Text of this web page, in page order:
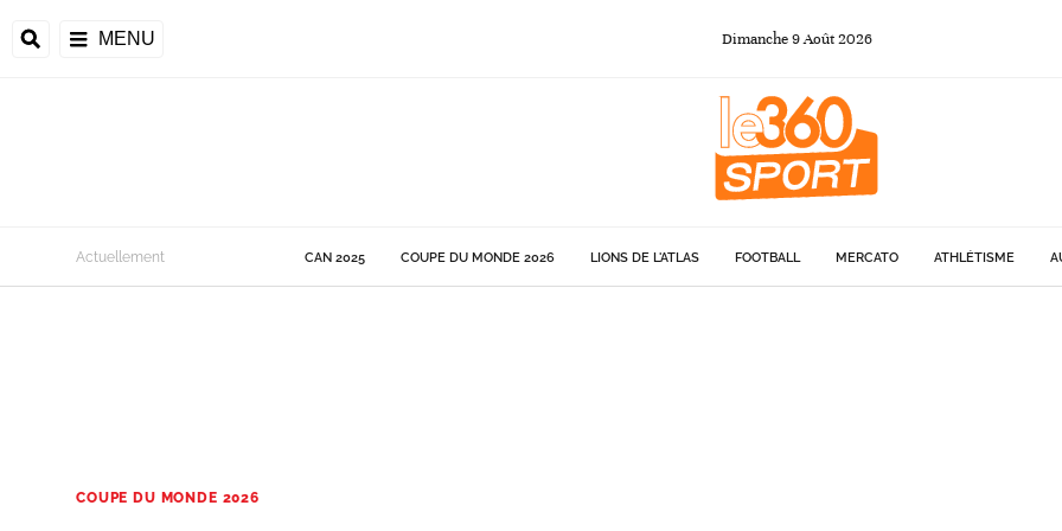
MENU Dimanche 9Août 2026
de la CAF
Actuellement CAN 2025 COUPE DU MONDE 2026 LIONS DE L'ATLAS FOOTBALL MERCATO ATHLÉTISME
COUPE DU MONDE 2026